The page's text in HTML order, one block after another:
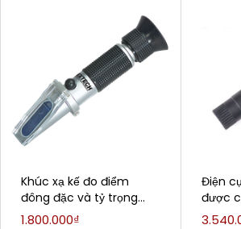
Khúc xạ kế đo điểm
đông đặc và tỷ trọng
của Axit acquy EXTECH
1.800.000₫
Điện
được